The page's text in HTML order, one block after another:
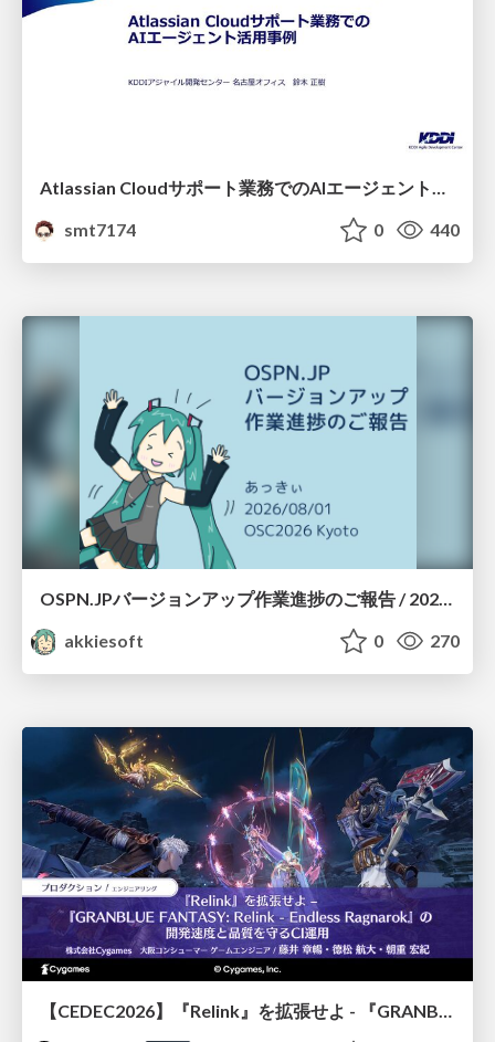
Atlassian Cloudサポート業務でのAIエージェント活用事例
smt7174
0 440
OSPN.JPバージョンアップ作業進捗のご報告 / 20260801-osc26kyoto
akkiesoft
0 270